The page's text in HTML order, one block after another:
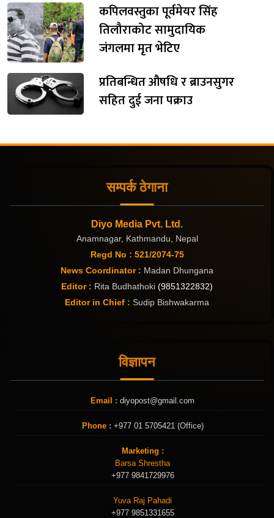
कपिलवस्तुका पूर्वमेयर सिंह
तिलौराकोट सामुदायिक
जंगलमा मृत भेटिए
प्रतिबन्धित औषधि र ब्राउनसुगर
सहित दुई जना पक्राउ
सम्पर्क ठेगाना
Diyo Media Pvt. Ltd.
Anamnagar, Kathmandu, Nepal
Regd No : 521/2074-75
News Coordinator : Madan Dhungana
Editor : Rita Budhathoki (9851322832)
Editor in Chief : Sudip Bishwakarma
विज्ञापन
Email : diyopost@gmail.com
Phone : +977 01 5705421 (Office)
Marketing :
Barsa Shrestha
+977 9841729976
Yuva Raj Pahadi
+977 9851331655